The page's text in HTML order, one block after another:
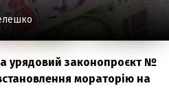
урядовий законопроєкт №
мораторію на